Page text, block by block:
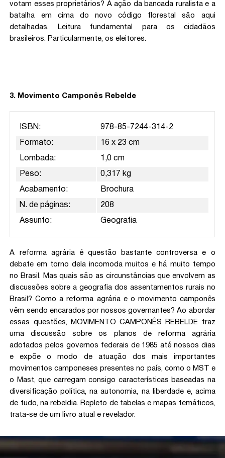
votam esses proprietários? A ação da bancada ruralista e a
batalha em cima do novo código florestal são aqui
detalhadas. Leitura fundamental para os cidadãos
brasileiros. Particularmente, os eleitores.
3. Movimento Camponês Rebelde
ISBN: 978-85-7244-314-2
Formato: 16 x 23 cm
Lombada: 1,0 cm
Peso: 0,317 kg
Acabamento: Brochura
N. de páginas: 208
Assunto: Geografia
A reforma agrária é questão bastante controversa e o
debate em torno dela incomoda muitos e há muito tempo
no Brasil. Mas quais são as circunstâncias que envolvem as
discussões sobre a geografia dos assentamentos rurais no
Brasil? Como a reforma agrária e o movimento camponês
vêm sendo encarados por nossos governantes? Ao abordar
essas questões, MOVIMENTO CAMPONÊS REBELDE traz
uma discussão sobre os planos de reforma agrária
adotados pelos governos federais de 1985 até nossos dias
e expõe o modo de atuação dos mais importantes
movimentos camponeses presentes no país, como o MST e
o Mast, que carregam consigo características baseadas na
diversificação política, na autonomia, na liberdade e, acima
de tudo, na rebeldia. Repleto de tabelas e mapas temáticos,
trata-se de um livro atual e revelador.